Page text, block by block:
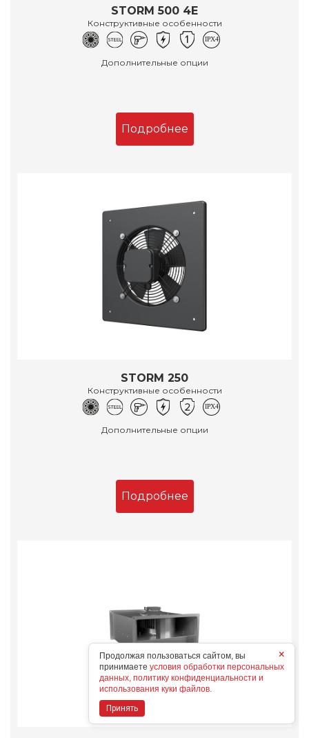
STORM 500 4E
Конструктивные особенности
Дополнительные опции
Подробнее
STORM 250
Конструктивные особенности
Дополнительные опции
Подробнее
×
Продолжая пользоваться сайтом, вы
принимаете условия обработки персональных
данных, политику конфиденциальности и
использования куки файлов.
Принять